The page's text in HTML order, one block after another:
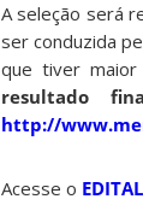
A seleção será
ser conduzida
que tiver maior
resultado
http://
Acesse o